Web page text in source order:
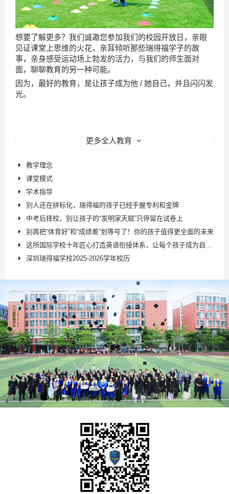
想要了解更多？我们诚邀您参加我们的校园开放日，亲眼
见证课堂上思维的火花，亲耳倾听那些瑞得福学子的故
事，亲身感受运动场上勃发的活力，与我们的师生面对
面，聊聊教育的另一种可能。
因为，最好的教育，是让孩子成为他 / 她自己，并且闪闪发
光。
更多全人教育
教学理念
课堂模式
学术指导
别人还在拼标化，瑞得福的孩子已经手握专利和金牌
中考后择校，别让孩子的“发明家天赋”只停留在试卷上
别再把“体育好”和“成绩差”划等号了！你的孩子值得更全面的未来
这所国际学校十年匠心打造英语衔接体系，让每个孩子成为自信的沟通者
深圳瑞得福学校2025-2026学年校历